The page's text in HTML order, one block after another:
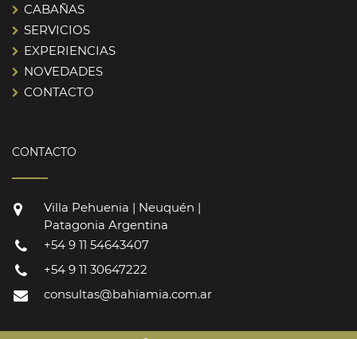
CABAÑAS
SERVICIOS
EXPERIENCIAS
NOVEDADES
CONTACTO
CONTACTO
Villa Pehuenia | Neuquén |
Patagonia Argentina
+54 9 11 54643407
+54 9 11 30647222
consultas@bahiamia.com.ar